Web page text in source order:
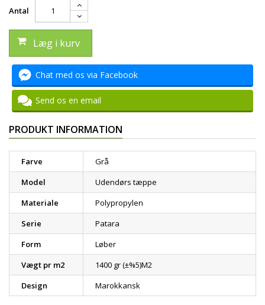
Antal
Læg i kurv
Chat med os via Facebook
Send os en email
PRODUKT INFORMATION
Farve
Grå
Model
Udendørs tæppe
Materiale
Polypropylen
Serie
Patara
Form
Løber
Vægt pr m2
1400 gr (±%5)M2
Design
Marokkansk